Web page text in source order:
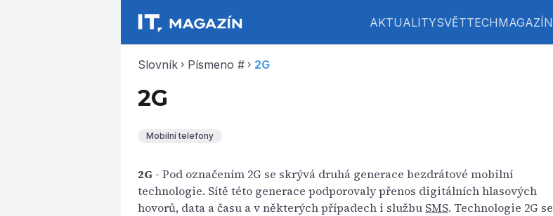
AKTUALITYSVĚTTECHMAGAZÍN
Slovník chevron_right Písmeno # chevron_right 2G
2G
Mobilní telefony
2G - Pod označením 2G se skrývá druhá generace bezdrátové mobilní
technologie. Sítě této generace podporovaly přenos digitálních hlasových
hovorů, data a času a v některých případech i službu SMS. Technologie 2G se